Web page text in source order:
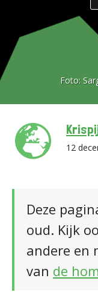
Foto:
12
Deze
oud. Kijk
andere en
van de